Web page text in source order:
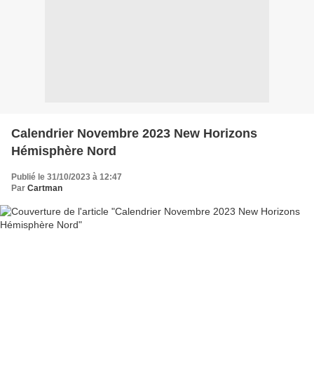
Calendrier Novembre 2023 New Horizons
Hémisphère Nord
Publié le 31/10/2023 à 12:47
Par Cartman